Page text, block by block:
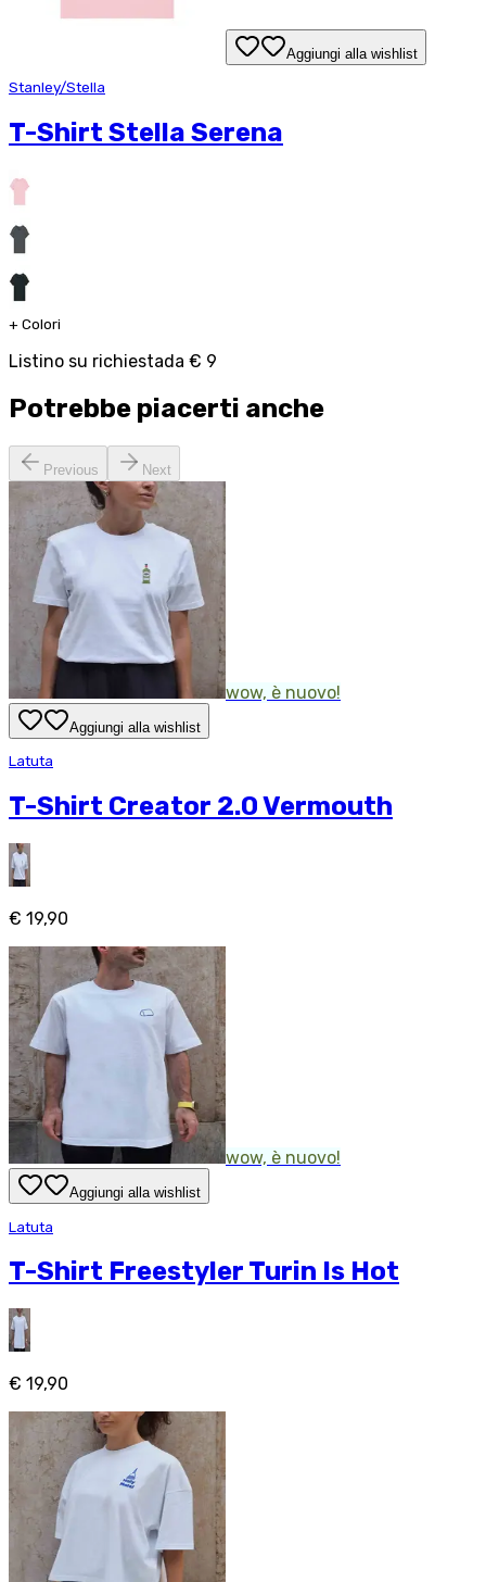
Aggiungi alla wishlist
Stanley/Stella
T-Shirt Stella Serena
+ Colori
Listino su richiestada € 9
Potrebbe piacerti anche
Previous Next
wow, è nuovo!
Aggiungi alla wishlist
Latuta
T-Shirt Creator 2.0 Vermouth
€ 19,90
wow, è nuovo!
Aggiungi alla wishlist
Latuta
T-Shirt Freestyler Turin Is Hot
€ 19,90